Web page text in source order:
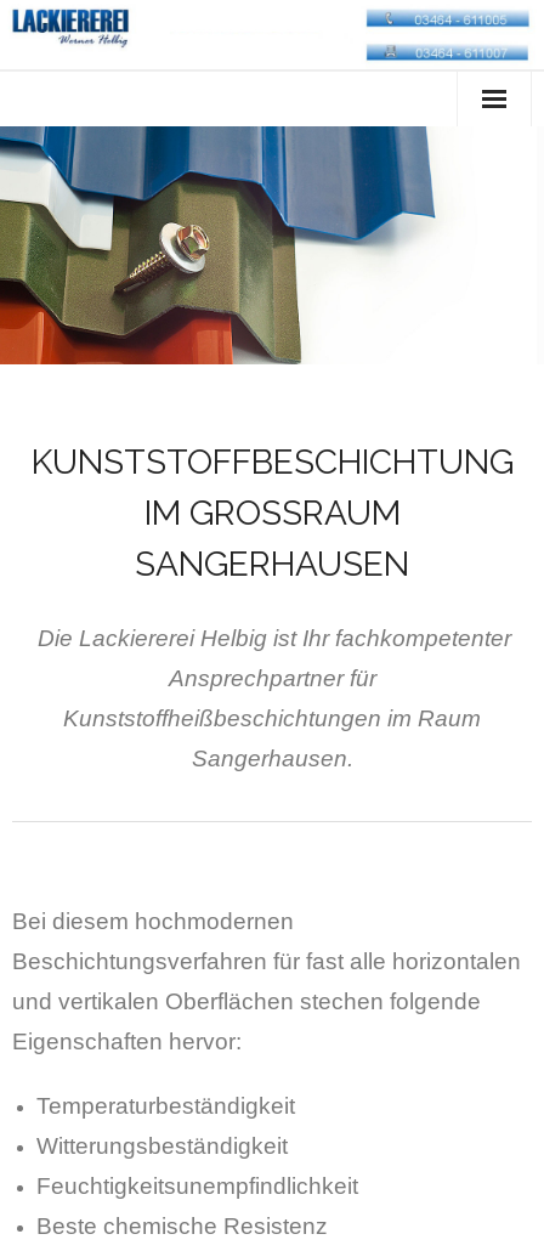
Startseite
Unternehmen
Leistungen
Service
Anfahrt
KUNSTSTOFFBESCHICHTUNG
IM GROSSRAUM
SANGERHAUSEN
Die Lackiererei Helbig ist Ihr fachkompetenter
Ansprechpartner für
Kunststoffheißbeschichtungen im Raum
Sangerhausen.
Bei diesem hochmodernen
Beschichtungsverfahren für fast alle horizontalen
und vertikalen Oberflächen stechen folgende
Eigenschaften hervor:
Temperaturbeständigkeit
Witterungsbeständigkeit
Feuchtigkeitsunempfindlichkeit
Beste chemische Resistenz